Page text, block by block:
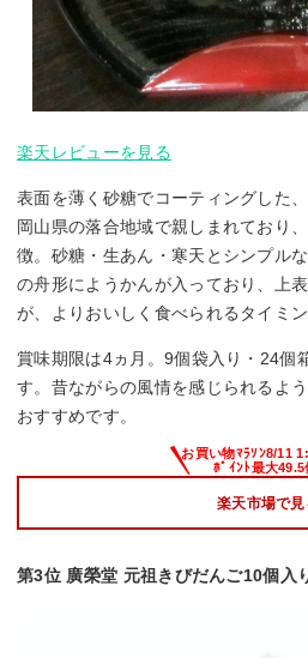
楽天レビューを見る
表面を薄く砂糖でコーティングした
岡山県の落合地域で親しまれており
徴。砂糖・生あん・寒天とシンプル
の舟形にようかんが入っており、上
が、よりおいしく食べられるタイミン
賞味期限は4ヵ月。9個袋入り・24個
す。昔ながらの風情を感じられるよ
おすすめです。
楽天市場で見
第3位 廣榮堂 元祖きびだんご10個入